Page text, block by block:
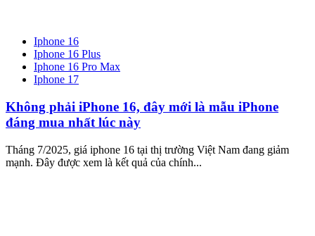
Iphone 16
Iphone 16 Plus
Iphone 16 Pro Max
Iphone 17
Không phải iPhone 16, đây mới là mẫu iPhone
đáng mua nhất lúc này
Tháng 7/2025, giá iphone 16 tại thị trường Việt Nam đang giảm
mạnh. Đây được xem là kết quả của chính...